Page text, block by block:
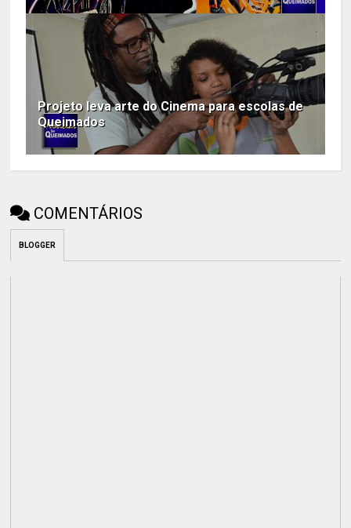
Projeto leva arte do Cinema para escolas de
Queimados
COMENTÁRIOS
BLOGGER